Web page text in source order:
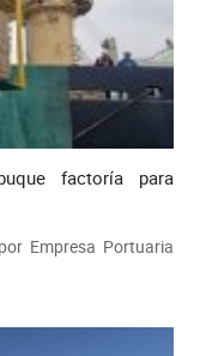
factoría para
Empresa Portuaria